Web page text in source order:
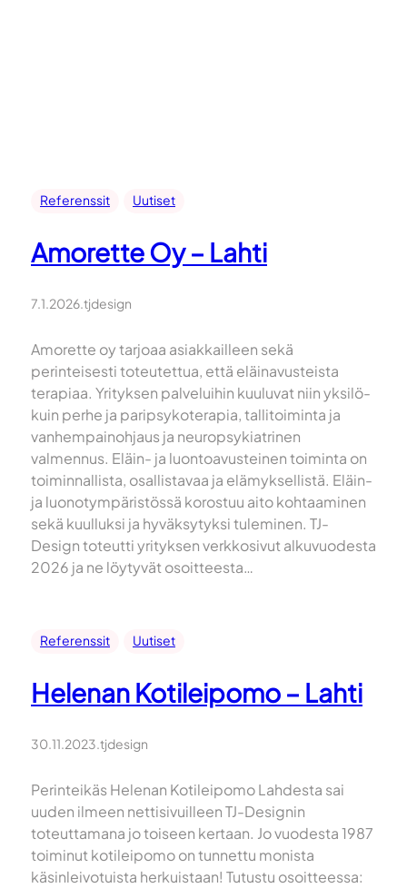
Referenssit Uutiset
Amorette Oy – Lahti
7.1.2026.tjdesign
Amorette oy tarjoaa asiakkailleen sekä
perinteisesti toteutettua, että eläinavusteista
terapiaa. Yrityksen palveluihin kuuluvat niin yksilö-
kuin perhe ja paripsykoterapia, tallitoiminta ja
vanhempainohjaus ja neuropsykiatrinen
valmennus. Eläin- ja luontoavusteinen toiminta on
toiminnallista, osallistavaa ja elämyksellistä. Eläin-
ja luonotympäristössä korostuu aito kohtaaminen
sekä kuulluksi ja hyväksytyksi tuleminen. TJ-
Design toteutti yrityksen verkkosivut alkuvuodesta
2026 ja ne löytyvät osoitteesta…
Referenssit Uutiset
Helenan Kotileipomo – Lahti
30.11.2023.tjdesign
Perinteikäs Helenan Kotileipomo Lahdesta sai
uuden ilmeen nettisivuilleen TJ-Designin
toteuttamana jo toiseen kertaan. Jo vuodesta 1987
toiminut kotileipomo on tunnettu monista
käsinleivotuista herkuistaan! Tutustu osoitteessa: